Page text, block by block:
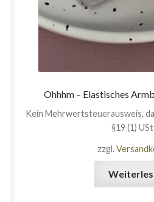
Ohhhm – Elastisches
Kein Mehrwertsteuerausweis,
§19 (1)
zzgl.